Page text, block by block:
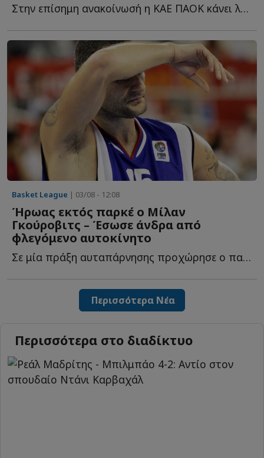
Στην επίσημη ανακοίνωσή η ΚΑΕ ΠΑΟΚ κάνει λόγο για μία σ...
Basket League | 03/08 - 12:08
Ήρωας εκτός παρκέ ο Μίλαν
Γκούροβιτς – Έσωσε άνδρα από
φλεγόμενο αυτοκίνητο
Σε μία πράξη αυταπάρνησης προχώρησε ο παλαίμαχος άσος τ...
Περισσότερα Νέα
Περισσότερα στο διαδίκτυο